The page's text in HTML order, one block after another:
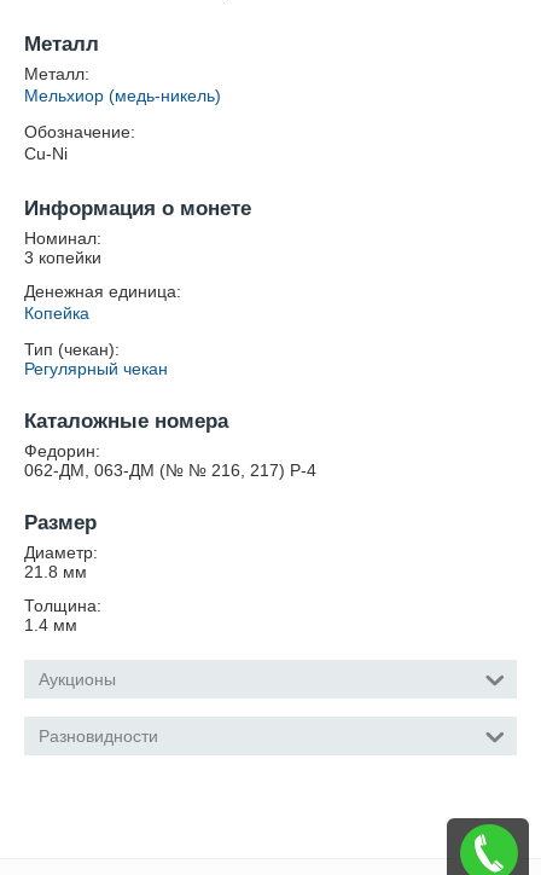
Металл
Металл:
Мельхиор (медь-никель)
Обозначение:
Cu-Ni
Информация о монете
Номинал:
3 копейки
Денежная единица:
Копейка
Тип (чекан):
Регулярный чекан
Каталожные номера
Федорин:
062-ДМ, 063-ДМ (№ № 216, 217) Р-4
Размер
Диаметр:
21.8 мм
Толщина:
1.4 мм
Аукционы
Разновидности